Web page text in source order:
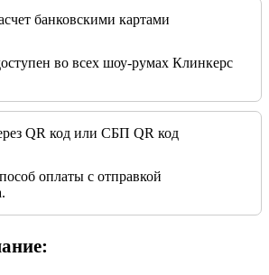
банковскими картами
во всех шоу-румах Клинкерс
QR код или СБП QR код
оплаты с отправкой